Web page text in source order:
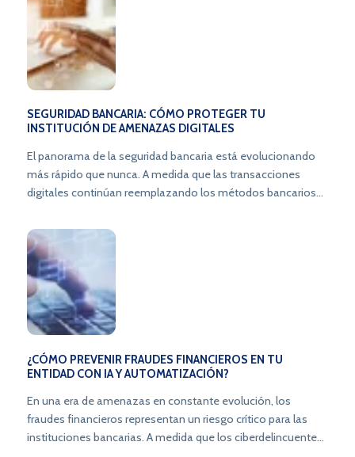
SEGURIDAD BANCARIA: CÓMO PROTEGER TU
INSTITUCIÓN DE AMENAZAS DIGITALES
El panorama de la seguridad bancaria está evolucionando
más rápido que nunca. A medida que las transacciones
digitales continúan reemplazando los métodos bancarios
cibernéticas y el fraude también se multiplican. En este
artículo, exploraremos estrategias esenciales de seguridad
informática en bancos para proteger tu institución de los
riesgos en constante evolución y fortalecer la confianza de
los usuarios.
¿CÓMO PREVENIR FRAUDES FINANCIEROS EN TU
ENTIDAD CON IA Y AUTOMATIZACIÓN?
En una era de amenazas en constante evolución, los
fraudes financieros representan un riesgo crítico para las
instituciones bancarias. A medida que los ciberdelincuentes